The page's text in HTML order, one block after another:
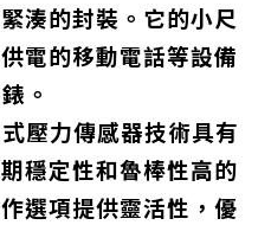
湊的封裝。它的小尺
電的移動電話等設備
。
壓力傳感器技術具有
穩定性和魯棒性高的
選項提供靈活性，優